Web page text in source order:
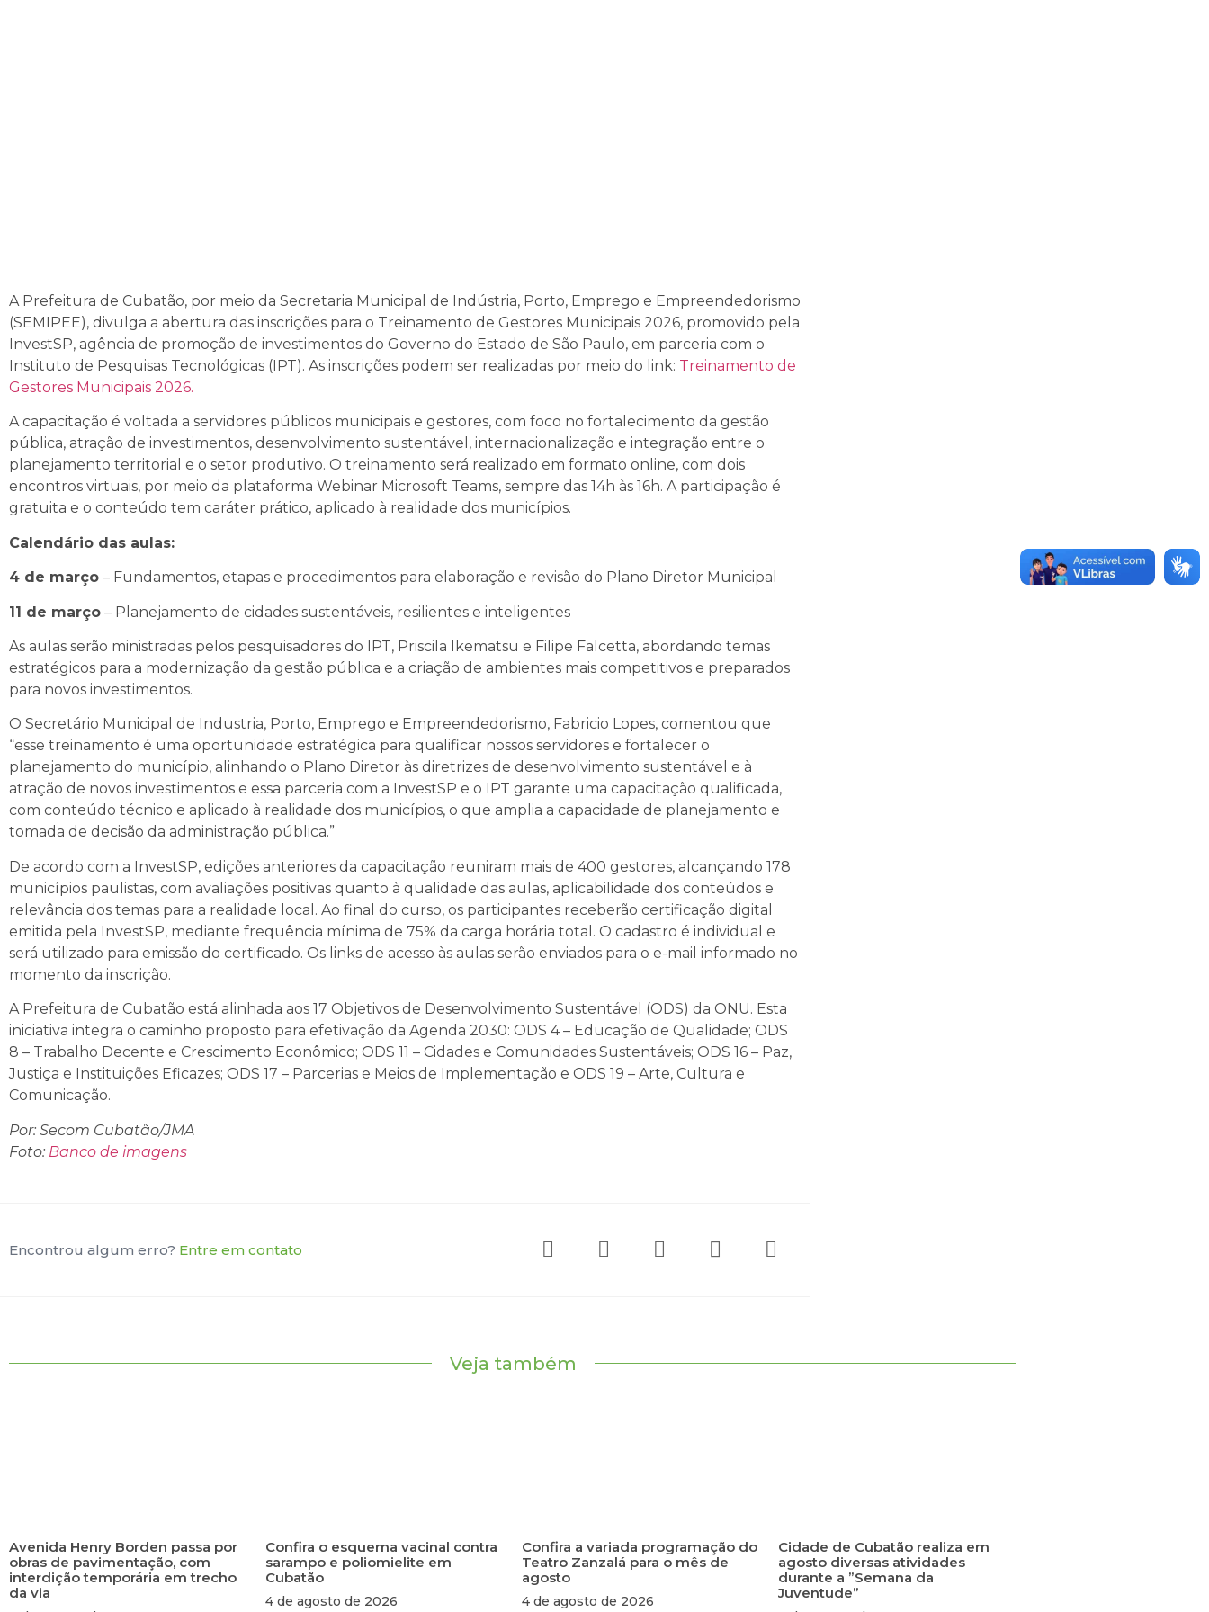
A Prefeitura de Cubatão, por meio da Secretaria Municipal de Indústria, Porto, Emprego e Empreendedorismo
(SEMIPEE), divulga a abertura das inscrições para o Treinamento de Gestores Municipais 2026, promovido pela
InvestSP, agência de promoção de investimentos do Governo do Estado de São Paulo, em parceria com o
Instituto de Pesquisas Tecnológicas (IPT). As inscrições podem ser realizadas por meio do link: Treinamento de
Gestores Municipais 2026.
A capacitação é voltada a servidores públicos municipais e gestores, com foco no fortalecimento da gestão
pública, atração de investimentos, desenvolvimento sustentável, internacionalização e integração entre o
planejamento territorial e o setor produtivo. O treinamento será realizado em formato online, com dois
encontros virtuais, por meio da plataforma Webinar Microsoft Teams, sempre das 14h às 16h. A participação é
gratuita e o conteúdo tem caráter prático, aplicado à realidade dos municípios.
Calendário das aulas:
4 de março – Fundamentos, etapas e procedimentos para elaboração e revisão do Plano Diretor Municipal
11 de março – Planejamento de cidades sustentáveis, resilientes e inteligentes
As aulas serão ministradas pelos pesquisadores do IPT, Priscila Ikematsu e Filipe Falcetta, abordando temas
estratégicos para a modernização da gestão pública e a criação de ambientes mais competitivos e preparados
para novos investimentos.
O Secretário Municipal de Industria, Porto, Emprego e Empreendedorismo, Fabricio Lopes, comentou que
“esse treinamento é uma oportunidade estratégica para qualificar nossos servidores e fortalecer o
planejamento do município, alinhando o Plano Diretor às diretrizes de desenvolvimento sustentável e à
atração de novos investimentos e essa parceria com a InvestSP e o IPT garante uma capacitação qualificada,
com conteúdo técnico e aplicado à realidade dos municípios, o que amplia a capacidade de planejamento e
tomada de decisão da administração pública.”
De acordo com a InvestSP, edições anteriores da capacitação reuniram mais de 400 gestores, alcançando 178
municípios paulistas, com avaliações positivas quanto à qualidade das aulas, aplicabilidade dos conteúdos e
relevância dos temas para a realidade local. Ao final do curso, os participantes receberão certificação digital
emitida pela InvestSP, mediante frequência mínima de 75% da carga horária total. O cadastro é individual e
será utilizado para emissão do certificado. Os links de acesso às aulas serão enviados para o e-mail informado no
momento da inscrição.
A Prefeitura de Cubatão está alinhada aos 17 Objetivos de Desenvolvimento Sustentável (ODS) da ONU. Esta
iniciativa integra o caminho proposto para efetivação da Agenda 2030: ODS 4 – Educação de Qualidade; ODS
8 – Trabalho Decente e Crescimento Econômico; ODS 11 – Cidades e Comunidades Sustentáveis; ODS 16 – Paz,
Justiça e Instituições Eficazes; ODS 17 – Parcerias e Meios de Implementação e ODS 19 – Arte, Cultura e
Comunicação.
Por: Secom Cubatão/JMA
Foto: Banco de imagens
Encontrou algum erro? Entre em contato
Veja também
Avenida Henry Borden passa por
obras de pavimentação, com
interdição temporária em trecho
da via
Confira o esquema vacinal contra
sarampo e poliomielite em
Cubatão
4 de agosto de 2026
Confira a variada programação do
Teatro Zanzalá para o mês de
agosto
4 de agosto de 2026
Cidade de Cubatão realiza em
agosto diversas atividades
durante a ”Semana da
Juventude”